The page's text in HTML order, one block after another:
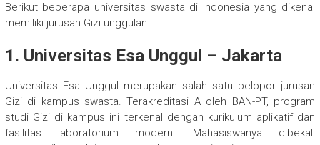
Berikut beberapa universitas swasta di Indonesia yang dikenal
memiliki jurusan Gizi unggulan:
1. Universitas Esa Unggul – Jakarta
Universitas Esa Unggul merupakan salah satu pelopor jurusan
Gizi di kampus swasta. Terakreditasi A oleh BAN-PT, program
studi Gizi di kampus ini terkenal dengan kurikulum aplikatif dan
fasilitas laboratorium modern. Mahasiswanya dibekali